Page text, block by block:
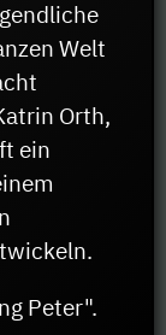
Welt
Orth,
ein
Peter".